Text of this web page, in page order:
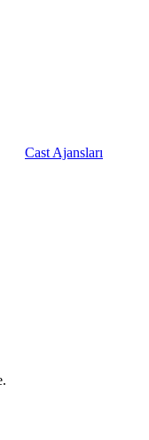
Cast Ajansları